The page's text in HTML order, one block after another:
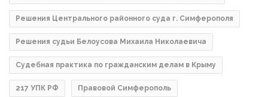
Решения Центрального районного суда г. Симферополя
Решения судьи Белоусова Михаила Николаевича
Судебная практика по гражданским делам в Крыму
217 УПК РФ Правовой Симферополь